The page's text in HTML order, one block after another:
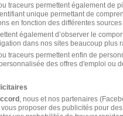
d'Affaires
Angers
- 49 CDI 24 000 - 30
jours
traceurs permettent également de
unique permettant de
en fonction des différentes sources
également d’observer le
dans nos sites beaucoup plus
traceurs permettent enfin de
des offres d'emploi ou
, nous et nos partenaires
proposer des publicités pour